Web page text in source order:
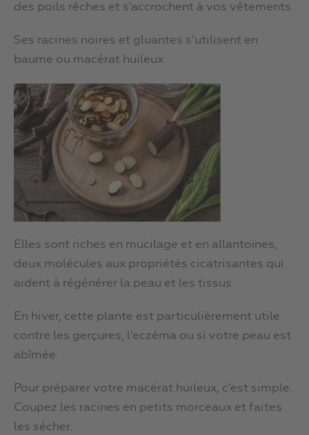
des poils rêches et s’accrochent à vos vêtements.
Ses racines noires et gluantes s’utilisent en
baume ou macérat huileux.
Elles sont riches en mucilage et en allantoïnes,
deux molécules aux propriétés cicatrisantes qui
aident à régénérer la peau et les tissus.
En hiver, cette plante est particulièrement utile
contre les gerçures, l’eczéma ou si votre peau est
abîmée.
Pour préparer votre macérat huileux, c’est simple.
Coupez les racines en petits morceaux et faites
les sécher.